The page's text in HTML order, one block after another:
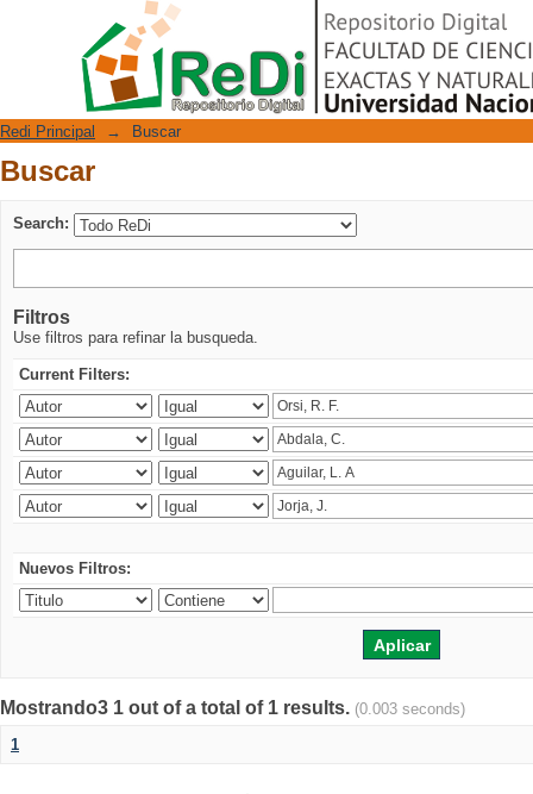
Repositorio Digital
Redi Principal → Buscar
Buscar
Search:
Filtros
Use filtros para refinar la busqueda.
Current Filters:
Nuevos Filtros:
Mostrando3 1 out of a total of 1 results. (0.003 seconds)
1